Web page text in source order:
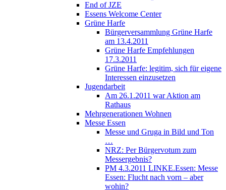
End of JZE
Essens Welcome Center
Grüne Harfe
Bürgerversammlung Grüne Harfe
am 13.4.2011
Grüne Harfe Empfehlungen
17.3.2011
Grüne Harfe: legitim, sich für eigene
Interessen einzusetzen
Jugendarbeit
Am 26.1.2011 war Aktion am
Rathaus
Mehrgenerationen Wohnen
Messe Essen
Messe und Gruga in Bild und Ton
…
NRZ: Per Bürgervotum zum
Messergebnis?
PM 4.3.2011 LINKE.Essen: Messe
Essen: Flucht nach vorn – aber
wohin?